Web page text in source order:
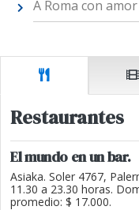
A Roma con amor
Restaurantes
El mundo en un bar.
Asiaka. Soler 4767,
11.30 a 23.30 horas.
promedio: $ 17.000.